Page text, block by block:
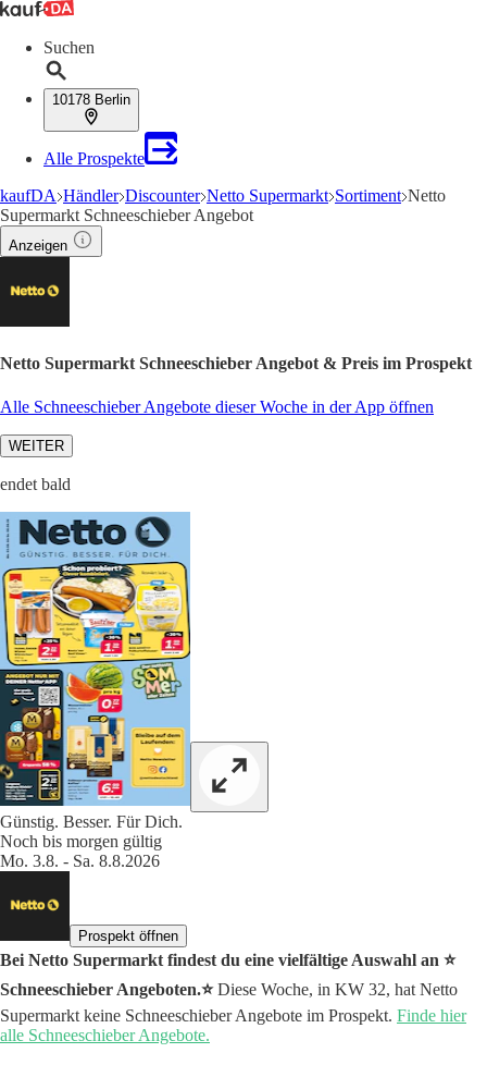
Suchen
10178 Berlin
Alle Prospekte
kaufDA Händler Discounter Netto Supermarkt Sortiment Netto
Supermarkt Schneeschieber Angebot
Anzeigen
Netto Supermarkt Schneeschieber Angebot & Preis im Prospekt
Alle Schneeschieber Angebote dieser Woche in der App öffnen
WEITER
endet bald
Günstig. Besser. Für Dich.
Noch bis morgen gültig
Mo. 3.8. - Sa. 8.8.2026
Prospekt öffnen
Bei Netto Supermarkt findest du eine vielfältige Auswahl an ⭐️
Schneeschieber Angeboten.⭐️Diese Woche, in KW 32, hat Netto
Supermarkt keine Schneeschieber Angebote im Prospekt. Finde hier
alle Schneeschieber Angebote.